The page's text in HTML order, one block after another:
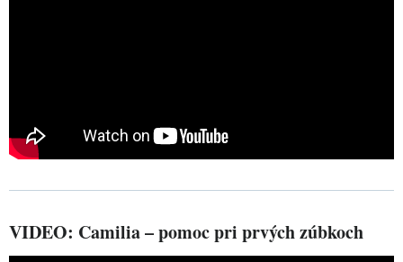
VIDEO: Camilia – pomoc pri prvých zúbkoch